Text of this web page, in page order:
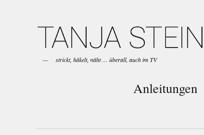
strickt, häkelt, näht … überall, auch im TV
Anleitungen